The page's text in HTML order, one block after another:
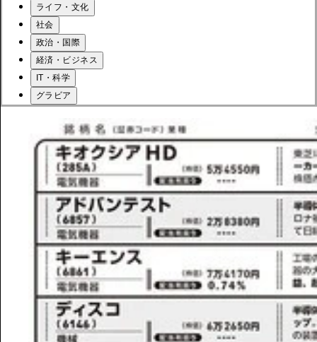
ライフ・文化
社会
政治・国際
経済・ビジネス
IT・科学
グラビア